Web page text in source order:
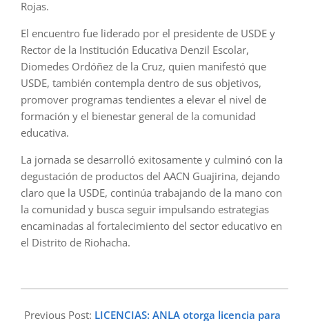
Rojas.
El encuentro fue liderado por el presidente de USDE y
Rector de la Institución Educativa Denzil Escolar,
Diomedes Ordóñez de la Cruz, quien manifestó que
USDE, también contempla dentro de sus objetivos,
promover programas tendientes a elevar el nivel de
formación y el bienestar general de la comunidad
educativa.
La jornada se desarrolló exitosamente y culminó con la
degustación de productos del AACN Guajirina, dejando
claro que la USDE, continúa trabajando de la mano con
la comunidad y busca seguir impulsando estrategias
encaminadas al fortalecimiento del sector educativo en
el Distrito de Riohacha.
03-
Previous Post: LICENCIAS: ANLA otorga licencia para